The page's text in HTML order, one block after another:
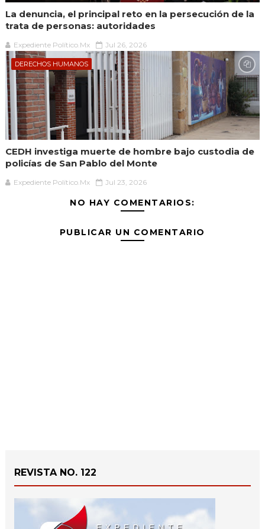
La denuncia, el principal reto en la persecución de la
trata de personas: autoridades
Expediente Político.Mx Jul 26, 2026
DERECHOS HUMANOS
CEDH investiga muerte de hombre bajo custodia de
policías de San Pablo del Monte
Expediente Político.Mx Jul 23, 2026
NO HAY COMENTARIOS:
PUBLICAR UN COMENTARIO
REVISTA NO. 122